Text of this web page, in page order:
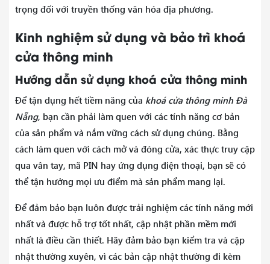
trọng đối với truyền thống văn hóa địa phương.
Kinh nghiệm sử dụng và bảo trì khoá
cửa thông minh
Hướng dẫn sử dụng khoá cửa thông minh
Để tận dụng hết tiềm năng của khoá cửa thông minh Đà
Nẵng, bạn cần phải làm quen với các tính năng cơ bản
của sản phẩm và nắm vững cách sử dụng chúng. Bằng
cách làm quen với cách mở và đóng cửa, xác thực truy cập
qua vân tay, mã PIN hay ứng dụng điện thoại, bạn sẽ có
thể tận hưởng mọi ưu điểm mà sản phẩm mang lại.
Để đảm bảo bạn luôn được trải nghiệm các tính năng mới
nhất và được hỗ trợ tốt nhất, cập nhật phần mềm mới
nhất là điều cần thiết. Hãy đảm bảo bạn kiểm tra và cập
nhật thường xuyên, vì các bản cập nhật thường đi kèm